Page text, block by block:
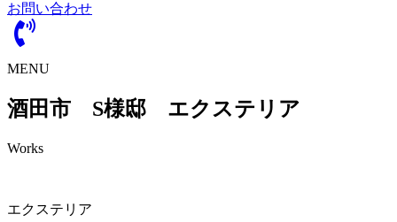
お問い合わせ
MENU
酒田市 S様邸 エクステリア
Works
エクステリア